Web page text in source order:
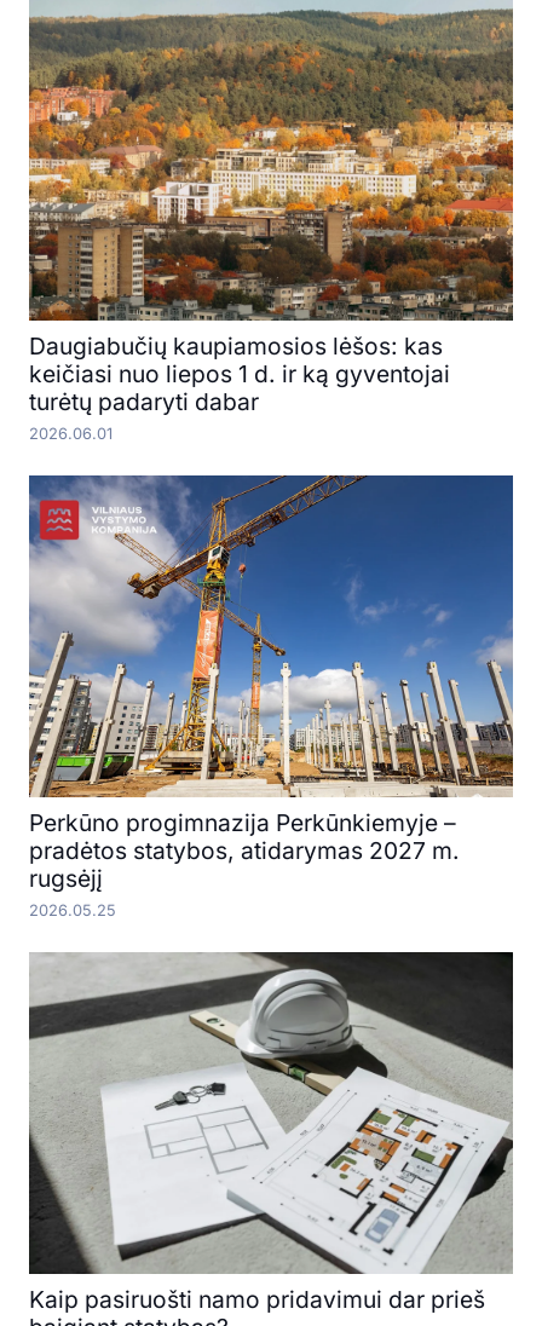
Daugiabučių kaupiamosios lėšos: kas
keičiasi nuo liepos 1 d. ir ką gyventojai
turėtų padaryti dabar
2026.06.01
Perkūno progimnazija Perkūnkiemyje –
pradėtos statybos, atidarymas 2027 m.
rugsėjį
2026.05.25
Kaip pasiruošti namo pridavimui dar prieš